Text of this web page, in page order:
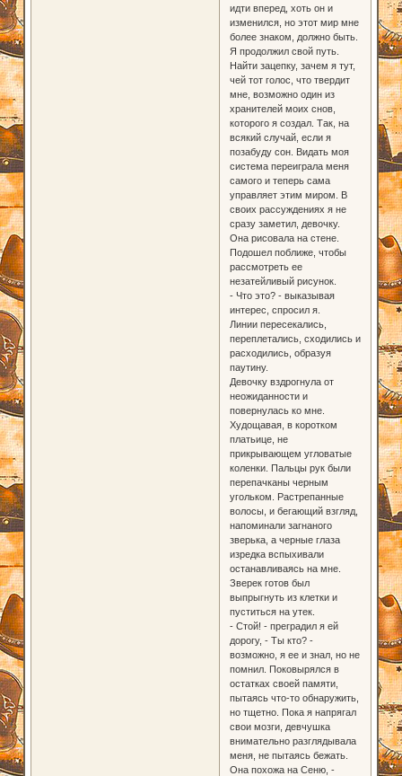
идти вперед, хоть он и
изменился, но этот мир мне
более знаком, должно быть.
Я продолжил свой путь.
Найти зацепку, зачем я тут,
чей тот голос, что твердит
мне, возможно один из
хранителей моих снов,
которого я создал. Так, на
всякий случай, если я
позабуду сон. Видать моя
система переиграла меня
самого и теперь сама
управляет этим миром. В
своих рассуждениях я не
сразу заметил, девочку.
Она рисовала на стене.
Подошел поближе, чтобы
рассмотреть ее
незатейливый рисунок.
- Что это? - выказывая
интерес, спросил я.
Линии пересекались,
переплетались, сходились и
расходились, образуя
паутину.
Девочку вздрогнула от
неожиданности и
повернулась ко мне.
Худощавая, в коротком
платьице, не
прикрывающем угловатые
коленки. Пальцы рук были
перепачканы черным
угольком. Растрепанные
волосы, и бегающий взгляд,
напоминали загнаного
зверька, а черные глаза
изредка вспыхивали
останавливаясь на мне.
Зверек готов был
выпрыгнуть из клетки и
пуститься на утек.
- Стой! - преградил я ей
дорогу, - Ты кто? -
возможно, я ее и знал, но не
помнил. Поковырялся в
остатках своей памяти,
пытаясь что-то обнаружить,
но тщетно. Пока я напрягал
свои мозги, девчушка
внимательно разглядывала
меня, не пытаясь бежать.
Она похожа на Сеню, -